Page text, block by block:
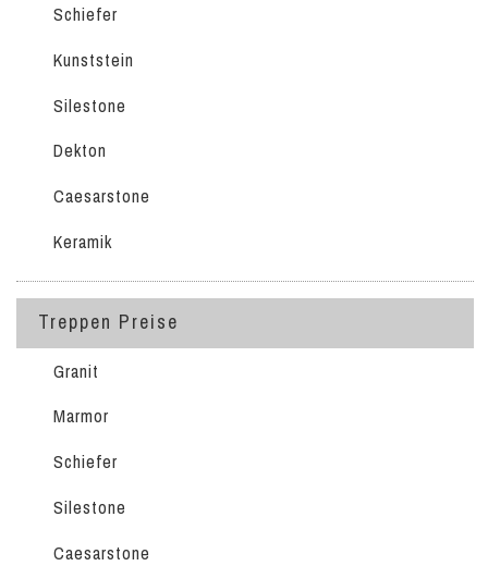
Schiefer
Kunststein
Silestone
Dekton
Caesarstone
Keramik
Treppen Preise
Granit
Marmor
Schiefer
Silestone
Caesarstone